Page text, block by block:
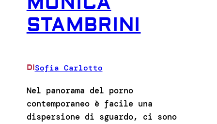
STAMBRINI
DISofia Carlotto
Nel panorama del porno
contemporaneo è facile una
dispersione di sguardo, ci sono